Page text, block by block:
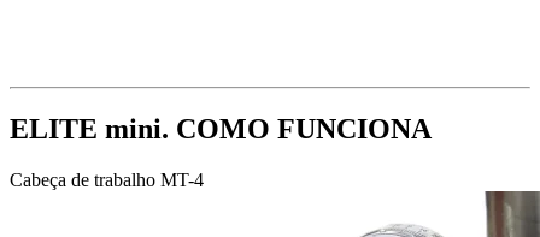
ELITE mini. COMO FUNCIONA
Cabeça de trabalho MT-4